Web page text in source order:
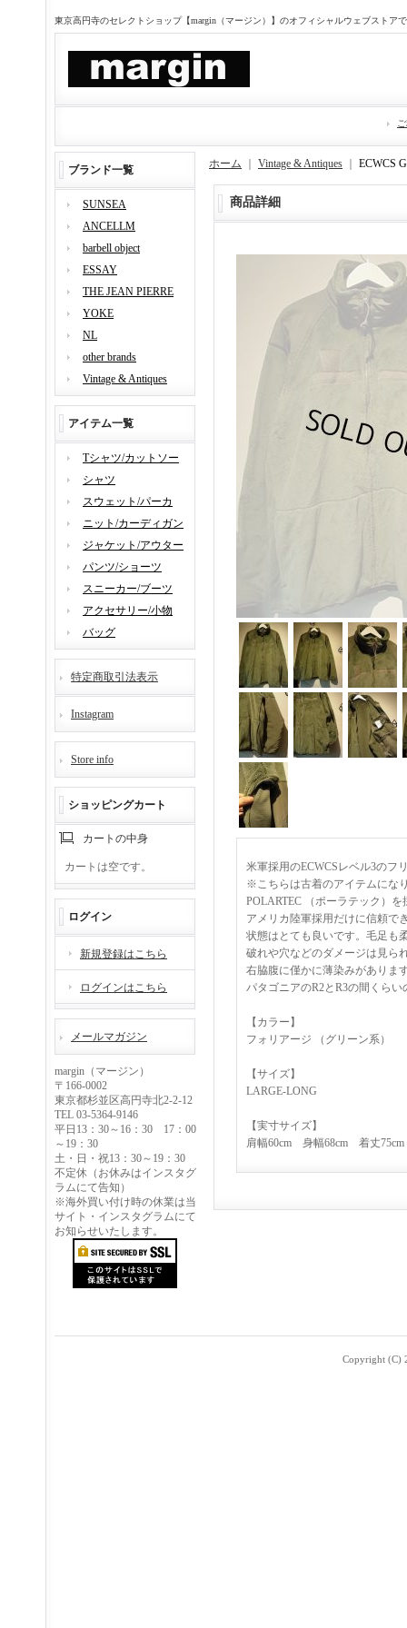
東京高円寺のセレクトショップ【margin（マージン）】のオフィシャルウェブストア
ブランド一覧
SUNSEA
ANCELLM
barbell object
ESSAY
THE JEAN PIERRE
YOKE
NL
other brands
Vintage & Antiques
アイテム一覧
Tシャツ/カットソー
シャツ
スウェット/パーカ
ニット/カーディガン
ジャケット/アウター
パンツ/ショーツ
スニーカー/ブーツ
アクセサリー/小物
バッグ
特定商取引法表示
Instagram
Store info
ショッピングカート
カートの中身
カートは空です。
ログイン
新規登録はこちら
ログインはこちら
メールマガジン
margin（マージン）
〒166-0002
東京都杉並区高円寺北2-2-12
TEL 03-5364-9146
平日13：30～16：30 17：00
～19：30
土・日・祝13：30～19：30
不定休（お休みはインスタグ
ラムにて告知）
※海外買い付け時の休業は当
サイト・インスタグラムにて
お知らせいたします。
ホーム Vintage & Antiques ECWCS
商品詳細
米軍採用のECWCSレベル3のフ
※こちらは古着のアイテムにな
POLARTEC （ポーラテック）
アメリカ陸軍採用だけに信頼で
状態はとても良いです。毛足も
破れや穴などのダメージは見ら
右脇腹に僅かに薄染みがありま
パタゴニアのR2とR3の間くら
【カラー】
フォリアージ （グリーン系）
【サイズ】
LARGE-LONG
【実寸サイズ】
肩幅60cm 身幅68cm 着丈
Copyright (C)